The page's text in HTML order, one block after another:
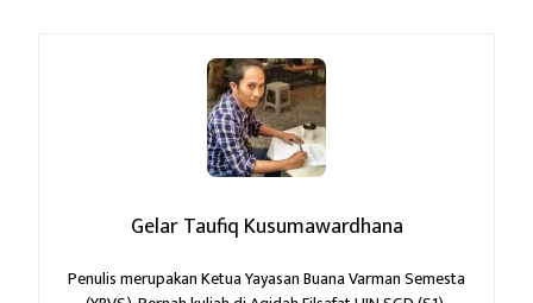
Gelar Taufiq Kusumawardhana
Penulis merupakan Ketua Yayasan Buana Varman Semesta